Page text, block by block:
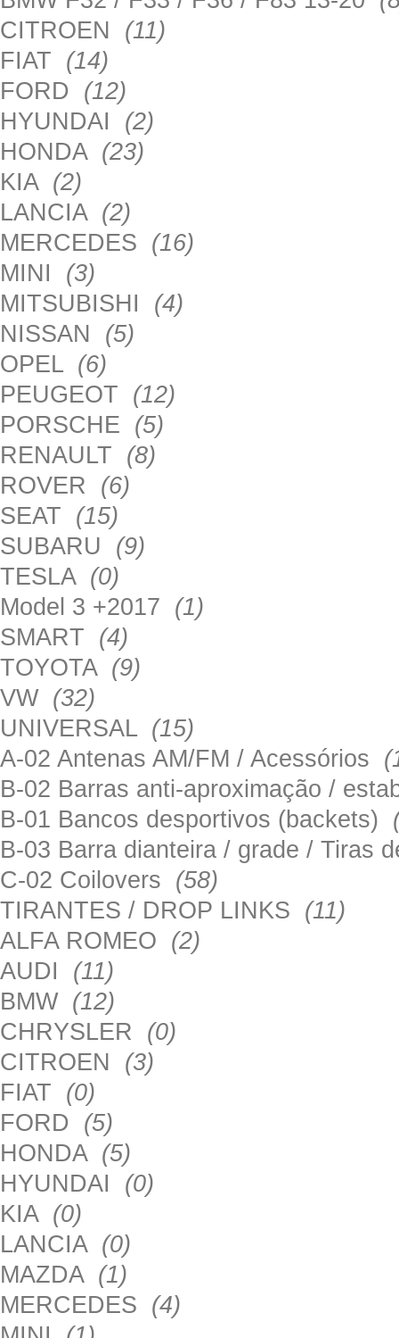
CITROEN (11)
FIAT (14)
FORD (12)
HYUNDAI (2)
HONDA (23)
KIA (2)
LANCIA (2)
MERCEDES (16)
MINI (3)
MITSUBISHI (4)
NISSAN (5)
OPEL (6)
PEUGEOT (12)
PORSCHE (5)
RENAULT (8)
ROVER (6)
SEAT (15)
SUBARU (9)
TESLA (0)
Model 3 +2017 (1)
SMART (4)
TOYOTA (9)
VW (32)
UNIVERSAL (15)
A-02 Antenas AM/FM / Acessórios
B-02 Barras anti-aproximação /
B-01 Bancos desportivos (backets)
B-03 Barra dianteira / grade / Tiras
C-02 Coilovers (58)
TIRANTES / DROP LINKS (11)
ALFA ROMEO (2)
AUDI (11)
BMW (12)
CHRYSLER (0)
CITROEN (3)
FIAT (0)
FORD (5)
HONDA (5)
HYUNDAI (0)
KIA (0)
LANCIA (0)
MAZDA (1)
MERCEDES (4)